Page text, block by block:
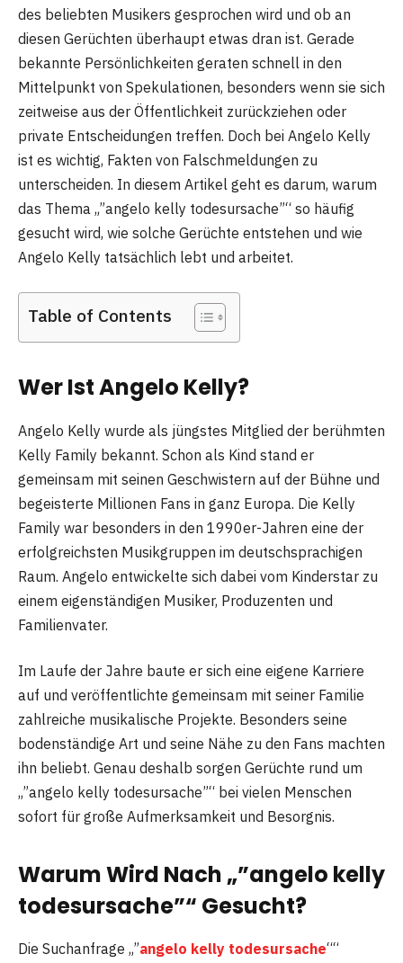
des beliebten Musikers gesprochen wird und ob an
diesen Gerüchten überhaupt etwas dran ist. Gerade
bekannte Persönlichkeiten geraten schnell in den
Mittelpunkt von Spekulationen, besonders wenn sie sich
zeitweise aus der Öffentlichkeit zurückziehen oder
private Entscheidungen treffen. Doch bei Angelo Kelly
ist es wichtig, Fakten von Falschmeldungen zu
unterscheiden. In diesem Artikel geht es darum, warum
das Thema „”angelo kelly todesursache”“ so häufig
gesucht wird, wie solche Gerüchte entstehen und wie
Angelo Kelly tatsächlich lebt und arbeitet.
Table of Contents
Wer Ist Angelo Kelly?
Angelo Kelly wurde als jüngstes Mitglied der berühmten
Kelly Family bekannt. Schon als Kind stand er
gemeinsam mit seinen Geschwistern auf der Bühne und
begeisterte Millionen Fans in ganz Europa. Die Kelly
Family war besonders in den 1990er-Jahren eine der
erfolgreichsten Musikgruppen im deutschsprachigen
Raum. Angelo entwickelte sich dabei vom Kinderstar zu
einem eigenständigen Musiker, Produzenten und
Familienvater.
Im Laufe der Jahre baute er sich eine eigene Karriere
auf und veröffentlichte gemeinsam mit seiner Familie
zahlreiche musikalische Projekte. Besonders seine
bodenständige Art und seine Nähe zu den Fans machten
ihn beliebt. Genau deshalb sorgen Gerüchte rund um
„”angelo kelly todesursache”“ bei vielen Menschen
sofort für große Aufmerksamkeit und Besorgnis.
Warum Wird Nach „”angelo kelly
todesursache”“ Gesucht?
Die Suchanfrage „”angelo kelly todesursache““